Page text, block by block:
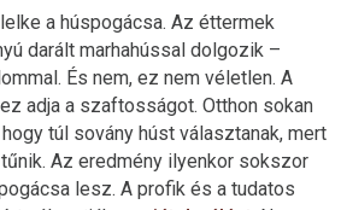
a húspogácsa. Az éttermek
darált marhahússal dolgozik –
És nem, ez nem véletlen. A
adja a szaftosságot. Otthon sokan
túl sovány húst választanak, mert
Az eredmény ilyenkor sokszor
lesz. A profik és a tudatos